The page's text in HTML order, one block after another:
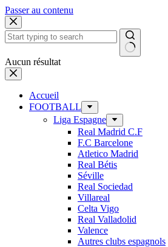
Passer au contenu
Aucun résultat
Accueil
FOOTBALL
Liga Espagne
Real Madrid C.F
F.C Barcelone
Atletico Madrid
Real Bétis
Séville
Real Sociedad
Villareal
Celta Vigo
Real Valladolid
Valence
Autres clubs espagnols